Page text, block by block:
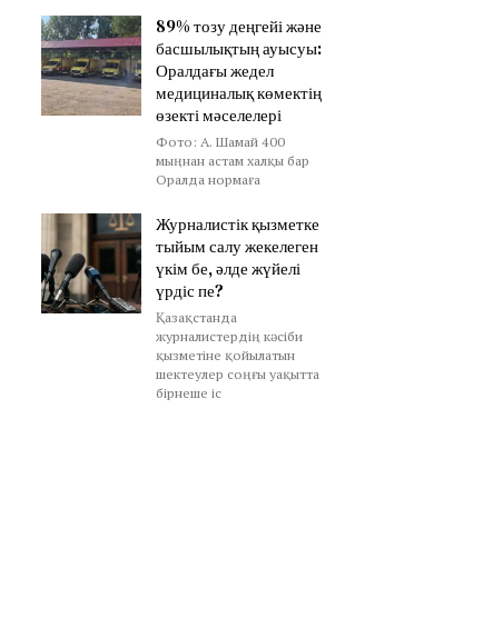
89% тозу деңгейі және
басшылықтың ауысуы:
Оралдағы жедел
медициналық көмектің
өзекті мәселелері
Фото: А. Шамай 400
мыңнан астам халқы бар
Оралда нормаға
Журналистік қызметке
тыйым салу жекелеген
үкім бе, әлде жүйелі
үрдіс пе?
Қазақстанда
журналистердің кәсіби
қызметіне қойылатын
шектеулер соңғы уақытта
бірнеше іс